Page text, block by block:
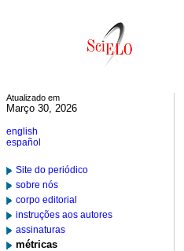
Atualizado em
Março 30, 2026
english
español
Site do periódico
sobre nós
corpo editorial
instruções aos autores
assinaturas
métricas